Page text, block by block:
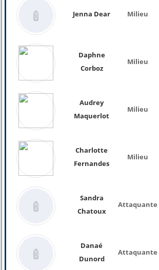
Jenna Dear Milieu
Daphne
Corboz
Milieu
Audrey
Maquerlot
Milieu
Charlotte
Fernandes
Milieu
Sandra
Chatoux
Attaquante
Danaé
Dunord
Attaquante